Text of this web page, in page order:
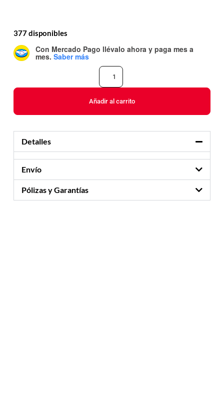
377 disponibles
Con Mercado Pago llévalo ahora y paga mes a
mes. Saber más
Añadir al carrito
Detalles
Envío
Pólizas y Garantías